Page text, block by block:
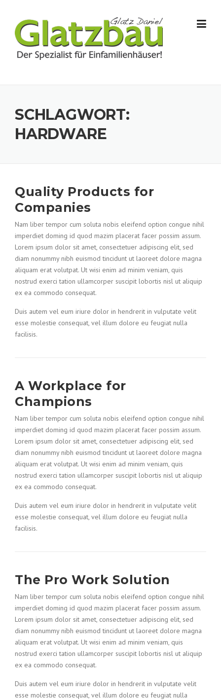
SCHLAGWORT:
HARDWARE
Quality Products for
Companies
Nam liber tempor cum soluta nobis eleifend option congue nihil
imperdiet doming id quod mazim placerat facer possim assum.
Lorem ipsum dolor sit amet, consectetuer adipiscing elit, sed
diam nonummy nibh euismod tincidunt ut laoreet dolore magna
aliquam erat volutpat. Ut wisi enim ad minim veniam, quis
nostrud exerci tation ullamcorper suscipit lobortis nisl ut aliquip
ex ea commodo consequat.
Duis autem vel eum iriure dolor in hendrerit in vulputate velit
esse molestie consequat, vel illum dolore eu feugiat nulla
facilisis.
A Workplace for
Champions
Nam liber tempor cum soluta nobis eleifend option congue nihil
imperdiet doming id quod mazim placerat facer possim assum.
Lorem ipsum dolor sit amet, consectetuer adipiscing elit, sed
diam nonummy nibh euismod tincidunt ut laoreet dolore magna
aliquam erat volutpat. Ut wisi enim ad minim veniam, quis
nostrud exerci tation ullamcorper suscipit lobortis nisl ut aliquip
ex ea commodo consequat.
Duis autem vel eum iriure dolor in hendrerit in vulputate velit
esse molestie consequat, vel illum dolore eu feugiat nulla
facilisis.
The Pro Work Solution
Nam liber tempor cum soluta nobis eleifend option congue nihil
imperdiet doming id quod mazim placerat facer possim assum.
Lorem ipsum dolor sit amet, consectetuer adipiscing elit, sed
diam nonummy nibh euismod tincidunt ut laoreet dolore magna
aliquam erat volutpat. Ut wisi enim ad minim veniam, quis
nostrud exerci tation ullamcorper suscipit lobortis nisl ut aliquip
ex ea commodo consequat.
Duis autem vel eum iriure dolor in hendrerit in vulputate velit
esse molestie consequat, vel illum dolore eu feugiat nulla